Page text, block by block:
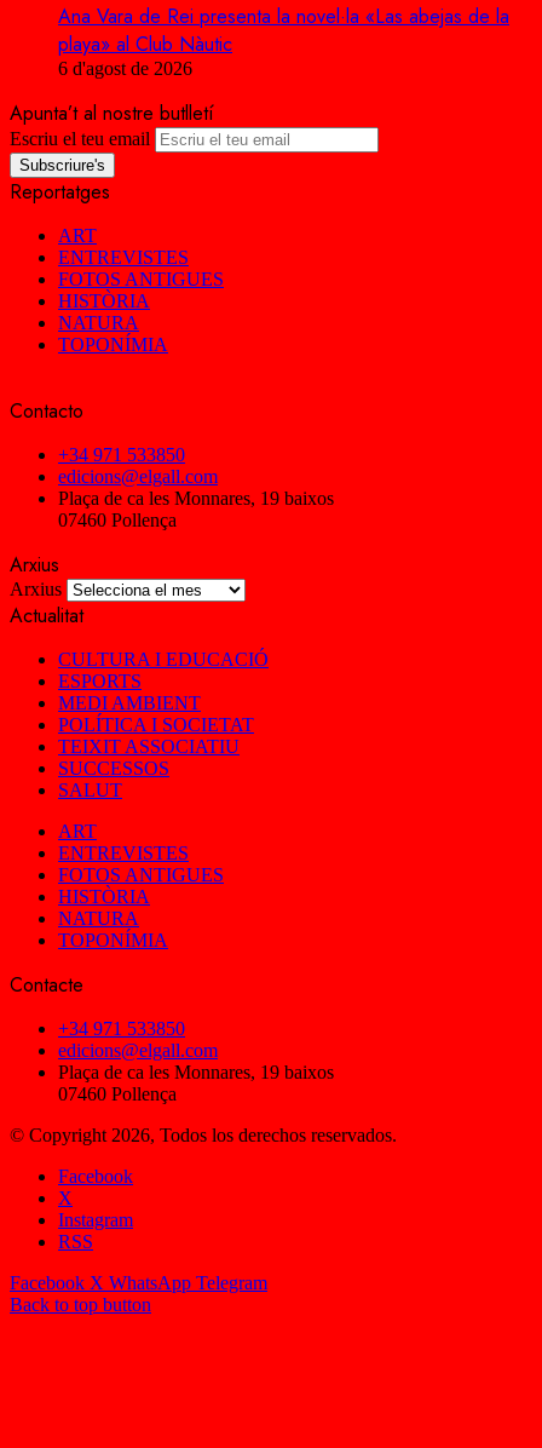
Ana Vara de Rei presenta la novel·la «Las abejas de la
playa» al Club Nàutic
6 d'agost de 2026
Apunta’t al nostre butlletí
Escriu el teu email
Reportatges
ART
ENTREVISTES
FOTOS ANTIGUES
HISTÒRIA
NATURA
TOPONÍMIA
Contacto
+34 971 533850
edicions@elgall.com
Plaça de ca les Monnares, 19 baixos
07460 Pollença
Arxius
Arxius
Actualitat
CULTURA I EDUCACIÓ
ESPORTS
MEDI AMBIENT
POLÍTICA I SOCIETAT
TEIXIT ASSOCIATIU
SUCCESSOS
SALUT
ART
ENTREVISTES
FOTOS ANTIGUES
HISTÒRIA
NATURA
TOPONÍMIA
Contacte
+34 971 533850
edicions@elgall.com
Plaça de ca les Monnares, 19 baixos
07460 Pollença
© Copyright 2026, Todos los derechos reservados.
Facebook
X
Instagram
RSS
Facebook X WhatsApp Telegram
Back to top button